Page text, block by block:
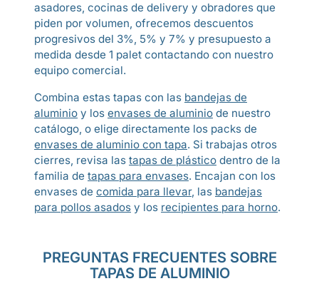
asadores, cocinas de delivery y obradores que
piden por volumen, ofrecemos descuentos
progresivos del 3%, 5% y 7% y presupuesto a
medida desde 1 palet contactando con nuestro
equipo comercial.
Combina estas tapas con las bandejas de
aluminio y los envases de aluminio de nuestro
catálogo, o elige directamente los packs de
envases de aluminio con tapa. Si trabajas otros
cierres, revisa las tapas de plástico dentro de la
familia de tapas para envases. Encajan con los
envases de comida para llevar, las bandejas
para pollos asados y los recipientes para horno.
PREGUNTAS FRECUENTES SOBRE
TAPAS DE ALUMINIO